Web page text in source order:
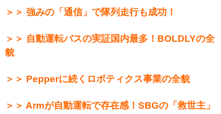
＞＞ 強みの「通信」で隊列走行も成功！
＞＞ 自動運転バスの実証国内最多！BOLDLYの全
貌
＞＞ Pepperに続くロボティクス事業の全貌
＞＞ Armが自動運転で存在感！SBGの「救世主」